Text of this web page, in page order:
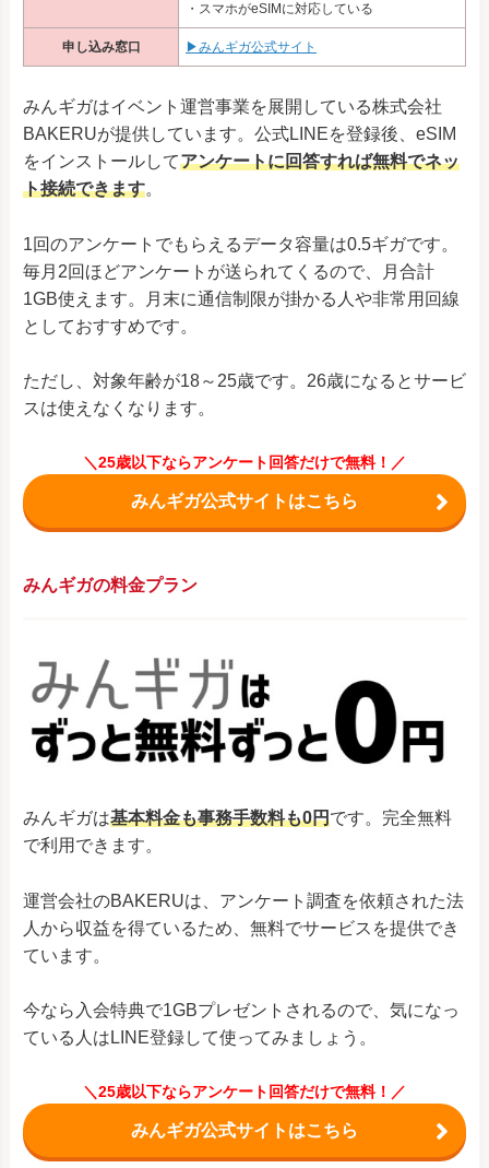
・スマホがeSIMに対応している
申し込み窓口 ▶みんギガ公式サイト
みんギガはイベント運営事業を展開している株式会社
BAKERUが提供しています。公式LINEを登録後、eSIM
をインストールしてアンケートに回答すれば無料でネッ
ト接続できます。
1回のアンケートでもらえるデータ容量は0.5ギガです。
毎月2回ほどアンケートが送られてくるので、月合計
1GB使えます。月末に通信制限が掛かる人や非常用回線
としておすすめです。
ただし、対象年齢が18～25歳です。26歳になるとサービ
スは使えなくなります。
＼25歳以下ならアンケート回答だけで無料！／
みんギガ公式サイトはこちら
みんギガの料金プラン
みんギガは基本料金も事務手数料も0円です。完全無料
で利用できます。
運営会社のBAKERUは、アンケート調査を依頼された法
人から収益を得ているため、無料でサービスを提供でき
ています。
今なら入会特典で1GBプレゼントされるので、気になっ
ている人はLINE登録して使ってみましょう。
＼25歳以下ならアンケート回答だけで無料！／
みんギガ公式サイトはこちら